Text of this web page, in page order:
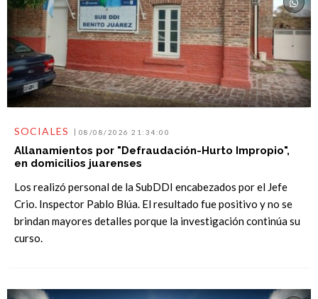
SOCIALES 08/08/2026 21:34:00
Allanamientos por "Defraudación-Hurto Impropio",
en domicilios juarenses
Los realizó personal de la SubDDI encabezados por el Jefe
Crio. Inspector Pablo Blúa. El resultado fue positivo y no se
brindan mayores detalles porque la investigación continúa su
curso.